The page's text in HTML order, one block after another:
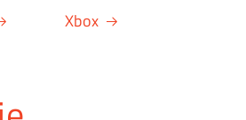
Xbox